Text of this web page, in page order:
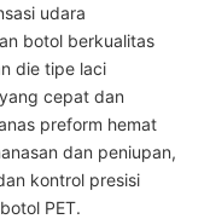
udara
botol berkualitas
die tipe laci
cepat dan
preform hemat
dan peniupan,
kontrol presisi
PET.